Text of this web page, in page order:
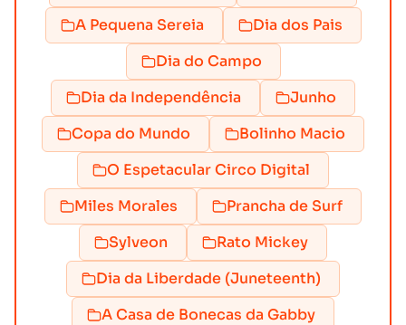
A Pequena Sereia
Dia dos Pais
Dia do Campo
Dia da Independência
Junho
Copa do Mundo
Bolinho Macio
O Espetacular Circo Digital
Miles Morales
Prancha de Surf
Sylveon
Rato Mickey
Dia da Liberdade (Juneteenth)
A Casa de Bonecas da Gabby